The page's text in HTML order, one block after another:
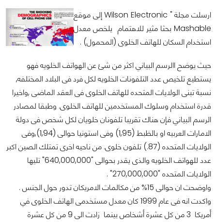
ارسلت مجلة " Wilson Electronic إلى موقع
Mashable بحثا مثير للاهتمام يلخص معدل
استخدام السكان للهاتف الخلوى (المحمول) .
حيث يوضح االرسم البياني اكثر من شئ عن الهواتف الخلويه فهو
يستطيع تلخيص عدد التلفونات الخلويه لكل فرد فى البلاد المختلفه,
نسبة تبنى الولايات المتحده للهاتف الخلوى فى العقد الماضى ,واخيرا
قدرة استخدام وسلوك المستخدمين للهاتف الخلوى. وطبقا لمصادر
الرسم البياني فإن هناك تقريبا تلفونان خلويان لكل شخص فى دولة
الامارات العربيه او بالظبط (1,95) وفى استونيا حوالى (1,94),وفى
الولايات المتحده (87.) تلفون خلوى. من ناحيه اخرى تمتلك الصين اكبر
عدد للهواتف الخلويه والذى يقدر بحوالى "640,000,000" تليها
الولايات المتحده "270,000,000" .
واوضحت ان حوالى 15% من مكالمات الامريكان تدور حول الجنس .
واكدت انه فى عام 1999 كان معدل مستخدمى الهاتف الخلوى في
أمريكا 3 من كل عشرة أشخاص بينما زادت الى 9 من كل عشرة